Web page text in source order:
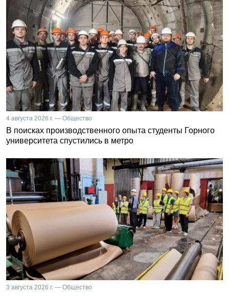
4 августа 2026 г. — Общество
В поисках производственного опыта студенты Горного
университета спустились в метро
3 августа 2026 г. — Общество